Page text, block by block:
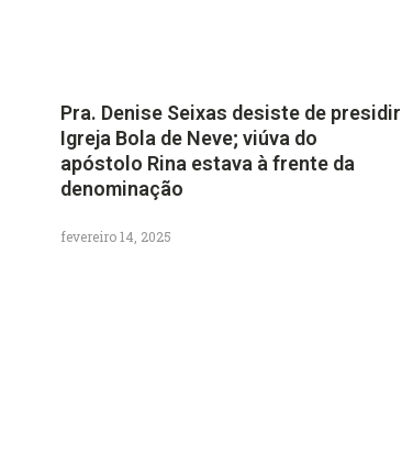
Pra. Denise Seixas desiste de presidir
Igreja Bola de Neve; viúva do
apóstolo Rina estava à frente da
denominação
fevereiro 14, 2025